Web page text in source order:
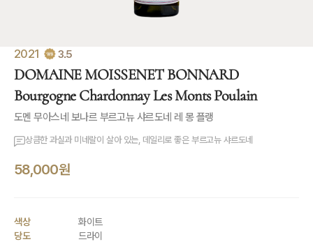
2021 3.5
DOMAINE MOISSENET BONNARD
Bourgogne Chardonnay Les Monts Poulain
도멘 무아스네 보나르 부르고뉴 샤르도네 레 몽 플랭
상큼한 과실과 미네랄이 살아 있는, 데일리로 좋은 부르고뉴 샤르도네
58,000원
색상
화이트
당도
드라이